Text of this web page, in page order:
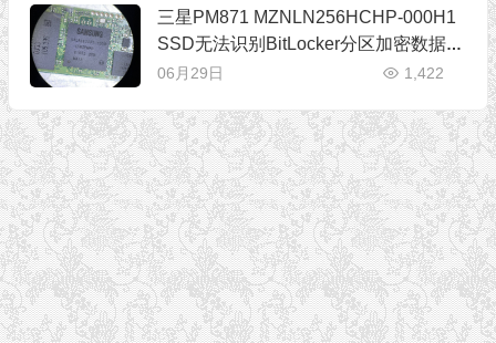
三星PM871 MZNLN256HCHP-000H1
SSD无法识别BitLocker分区加密数据恢
复成功
06月29日 1,422